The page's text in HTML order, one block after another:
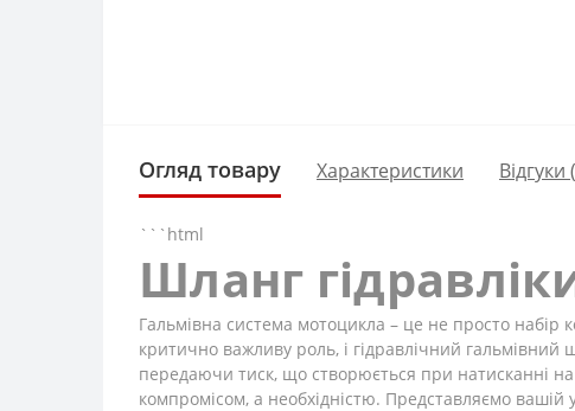
Огляд товару Характеристики Відгуки
```html
Шланг
Гальмівна система мотоцикла – це не просто набір
критично важливу роль, і гідравлічний гальмівний
передаючи тиск, що створюється при натисканні на
компромісом, а необхідністю. Представляємо